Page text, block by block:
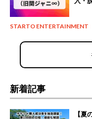
STARTO ENTERTAINMENT
新着記事
【